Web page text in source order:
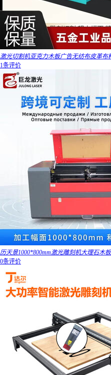
激光切割机亚克力木板广告无纺布皮革
1条评价
历天景1000*800mm激光雕刻机大理石木
0条评价